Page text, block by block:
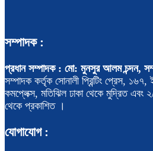
সম্পাদক :
প্রধান সম্পাদক : মো: মুনসুর আলম চন্দন,
সম্পাদক কর্তৃক সোনালী প্রিন্টিং প্রেস, ১৬৭,
কমপ্লেক্স, মতিঝিল ঢাকা থেকে মুদ্রিত এবং
থেকে প্রকাশিত ।
যোগাযোগ :